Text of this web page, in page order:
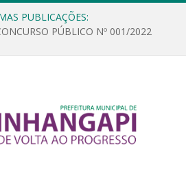
PUBLICAÇÕES:
PÚBLICO Nº 001/2022